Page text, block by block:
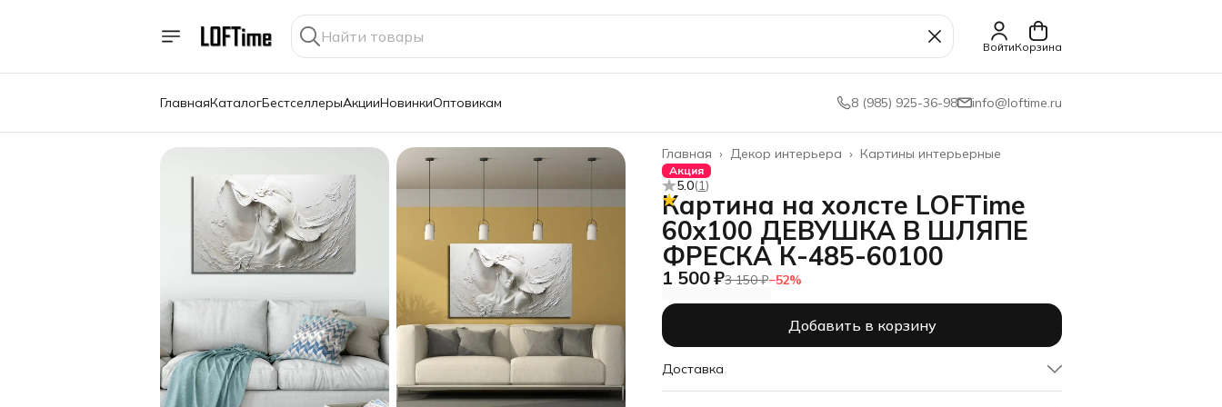
ВойтиКорзина
ГлавнаяКаталогБестселлерыАкцииНовинкиОптовикам 8 (985) 925-36-98 info@loftime.ru
Картины интерьерные
Декор интерьера ›
Главная ›
Акция
5.0(1)
Картина на холсте LOFTime
60х100 ДЕВУШКА В ШЛЯПЕ
ФРЕСКА К-485-60100
1 500 ₽3 150 ₽−52%
Добавить в корзину
Доставка